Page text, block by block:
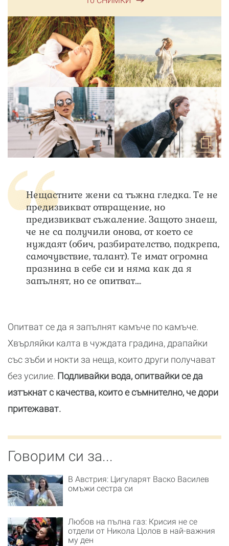
Нещастните жени са тъжна гледка. Те не
предизвикват отвращение, но
предизвикват съжаление. Защото знаеш,
че не са получили онова, от което се
нуждаят (обич, разбирателство, подкрепа,
самочувствие, талант). Те имат огромна
празнина в себе си и няма как да я
запълнят, но се опитват....
Опитват се да я запълнят камъче по камъче.
Хвърляйки калта в чуждата градина, драпайки
със зъби и нокти за неща, които други получават
без усилие. Подливайки вода, опитвайки се да
изтъкнат с качества, които е съмнително, че дори
притежават.
Говорим си за...
В Австрия: Цигуларят Васко Василев
омъжи сестра си
Любов на пълна газ: Крисия не се
отдели от Никола Цолов в най-важния
му ден